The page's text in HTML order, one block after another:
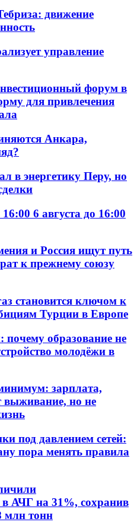
движение
управление
форум в
для привлечения
Анкара,
в энергетику Перу, но
6 августа до 16:00
и Россия ищут путь
к прежнему союзу
становится ключом к
Турции в Европе
почему образование не
молодёжи в
зарплата,
выживание, но не
под давлением сетей:
пора менять правила
АЧГ на 31%, сохранив
млн тонн